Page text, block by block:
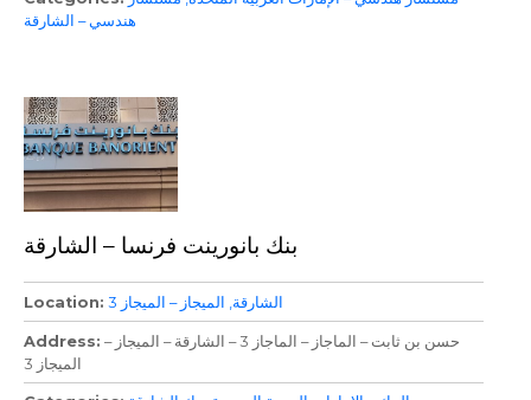
هندسي – الشارقة
بنك بانورينت فرنسا – الشارقة
Location الشارقة الميجاز – الميجاز 3
Address حسن بن ثابت – الماجاز – الماجاز 3 – الشارقة – الميجاز –
الميجاز 3